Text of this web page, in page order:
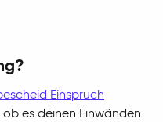
Einspruch
ob es deinen Einwänden